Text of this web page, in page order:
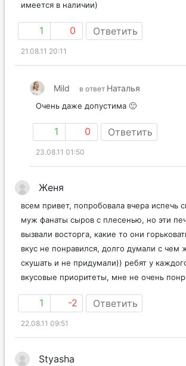
имеется в наличии)
1 0 Ответить
21.08.11 20:11
Mild в ответ Наталья
Очень даже допустима 🙂
1 0 Ответить
23.08.11 01:50
Женя
всем привет, попробовала вчера испечь
муж фанаты сыров с плесенью, но эти
вызвали восторга, какие то они
вкус не понравился, долго думали с чем
скушать и не придумали)) ребят у
вкусовые приоритеты, мне не очень
1 -2 Ответить
22.08.11 09:51
Styasha